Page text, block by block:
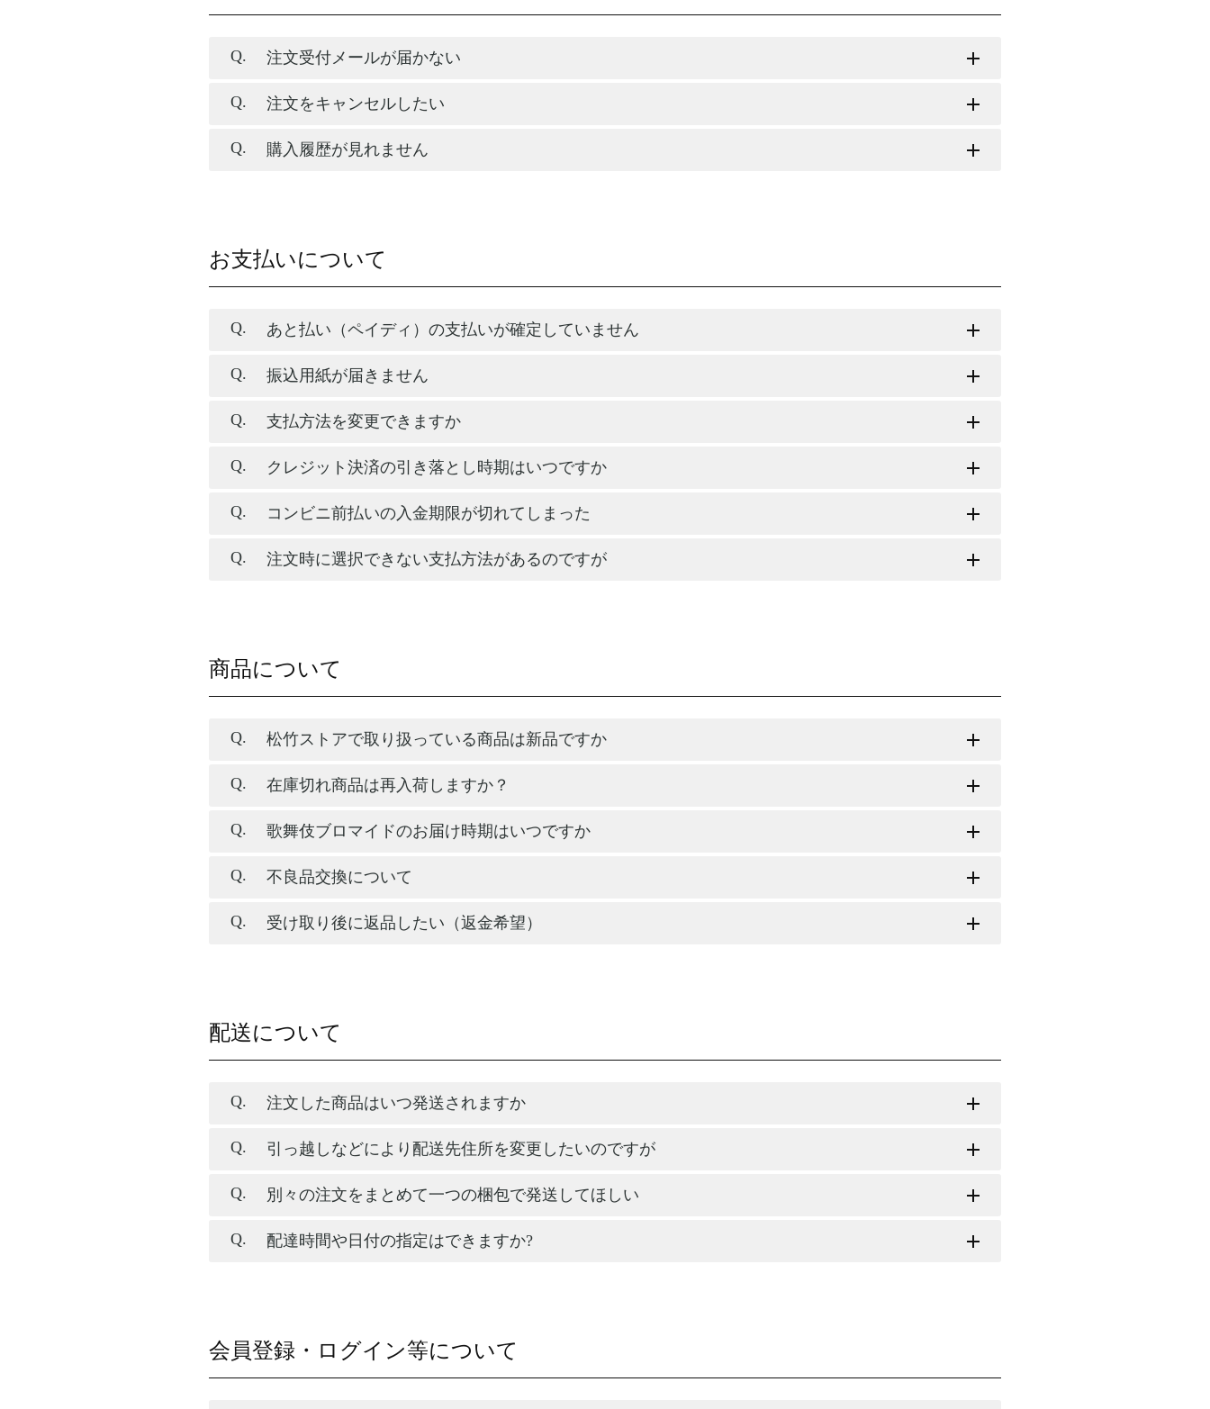
注文受付メールが届かない
注文をキャンセルしたい
購入履歴が見れません
お支払いについて
あと払い（ペイディ）の支払いが確定していません
振込用紙が届きません
支払方法を変更できますか
クレジット決済の引き落とし時期はいつですか
コンビニ前払いの入金期限が切れてしまった
注文時に選択できない支払方法があるのですが
商品について
松竹ストアで取り扱っている商品は新品ですか
在庫切れ商品は再入荷しますか？
歌舞伎ブロマイドのお届け時期はいつですか
不良品交換について
受け取り後に返品したい（返金希望）
配送について
注文した商品はいつ発送されますか
引っ越しなどにより配送先住所を変更したいのですが
別々の注文をまとめて一つの梱包で発送してほしい
配達時間や日付の指定はできますか?
会員登録・ログイン等について